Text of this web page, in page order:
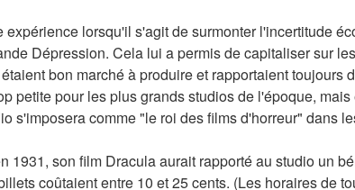
expérience lorsqu'il s'agit de surmonter l'incertitude
Dépression. Cela lui a permis de capitaliser sur
bon marché à produire et rapportaient toujours
petite pour les plus grands studios de l'époque,
s'imposera comme "le roi des films d'horreur" dans
1931, son film Dracula aurait rapporté au studio un
coûtaient entre 10 et 25 cents. (Les horaires de